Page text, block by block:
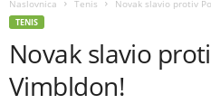
Naslovnica Tenis Novak slavio protiv
TENIS
Novak slavio
Vimbldon!